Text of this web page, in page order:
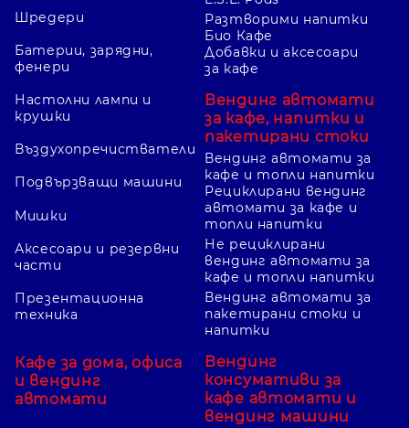
Шредери
Батерии, зарядни,
фенери
Настолни лампи и
крушки
Въздухопречистватели
Подвързващи машини
Мишки
Аксесоари и резервни
части
Презентационна
техника
Кафе за дома, офиса
и вендинг
автомати
Разтворими напитки
Био Кафе
Добавки и аксесоари
за кафе
Вендинг автомати
за кафе, напитки и
пакетирани стоки
Вендинг автомати за
кафе и топли напитки
Рециклирани вендинг
автомати за кафе и
топли напитки
Не рециклирани
вендинг автомати за
кафе и топли напитки
Вендинг автомати за
пакетирани стоки и
напитки
Вендинг
консумативи за
кафе автомати и
вендинг машини